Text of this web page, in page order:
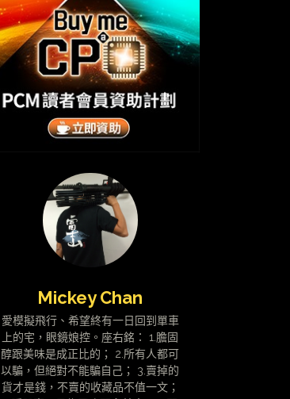
Mickey Chan
愛模擬飛行、希望終有一日回到單車
上的宅，眼鏡娘控。座右銘： 1.膽固
醇跟美味是成正比的； 2.所有人都可
以騙，但絕對不能騙自己； 3.賣掉的
貨才是錢，不賣的收藏品不值一文；